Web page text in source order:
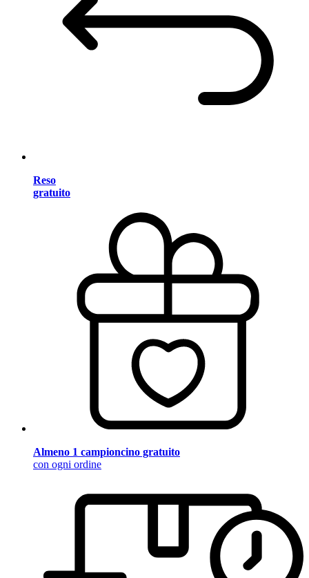
Reso
gratuito
Almeno 1 campioncino gratuito
con ogni ordine